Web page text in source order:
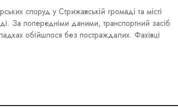
споруд у Стрижавській громаді та місті
За попередніми даними, транспортний засіб
обійшлося без постраждалих. Фахівці